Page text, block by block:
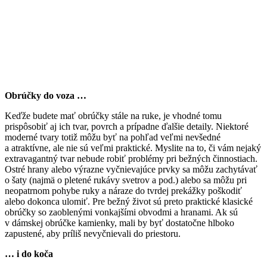
Obrúčky do voza …
Keďže budete mať obrúčky stále na ruke, je vhodné tomu
prispôsobiť aj ich tvar, povrch a prípadne ďalšie detaily. Niektoré
moderné tvary totiž môžu byť na pohľad veľmi nevšedné
a atraktívne, ale nie sú veľmi praktické. Myslite na to, či vám nejaký
extravagantný tvar nebude robiť problémy pri bežných činnostiach.
Ostré hrany alebo výrazne vyčnievajúce prvky sa môžu zachytávať
o šaty (najmä o pletené rukávy svetrov a pod.) alebo sa môžu pri
neopatrnom pohybe ruky a náraze do tvrdej prekážky poškodiť
alebo dokonca ulomiť. Pre bežný život sú preto praktické klasické
obrúčky so zaoblenými vonkajšími obvodmi a hranami. Ak sú
v dámskej obrúčke kamienky, mali by byť dostatočne hlboko
zapustené, aby príliš nevyčnievali do priestoru.
… i do koča